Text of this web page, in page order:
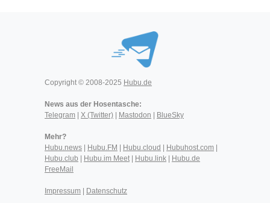
Copyright © 2008-2025 Hubu.de
News aus der Hosentasche:
Telegram
X (Twitter) Mastodon BlueSky
Mehr?
Hubu.news
Hubu.FM Hubu.cloud Hubuhost.com
Hubu.club
Hubu.im Meet| Hubu.link
Hubu.de
FreeMail
Impressum Datenschutz